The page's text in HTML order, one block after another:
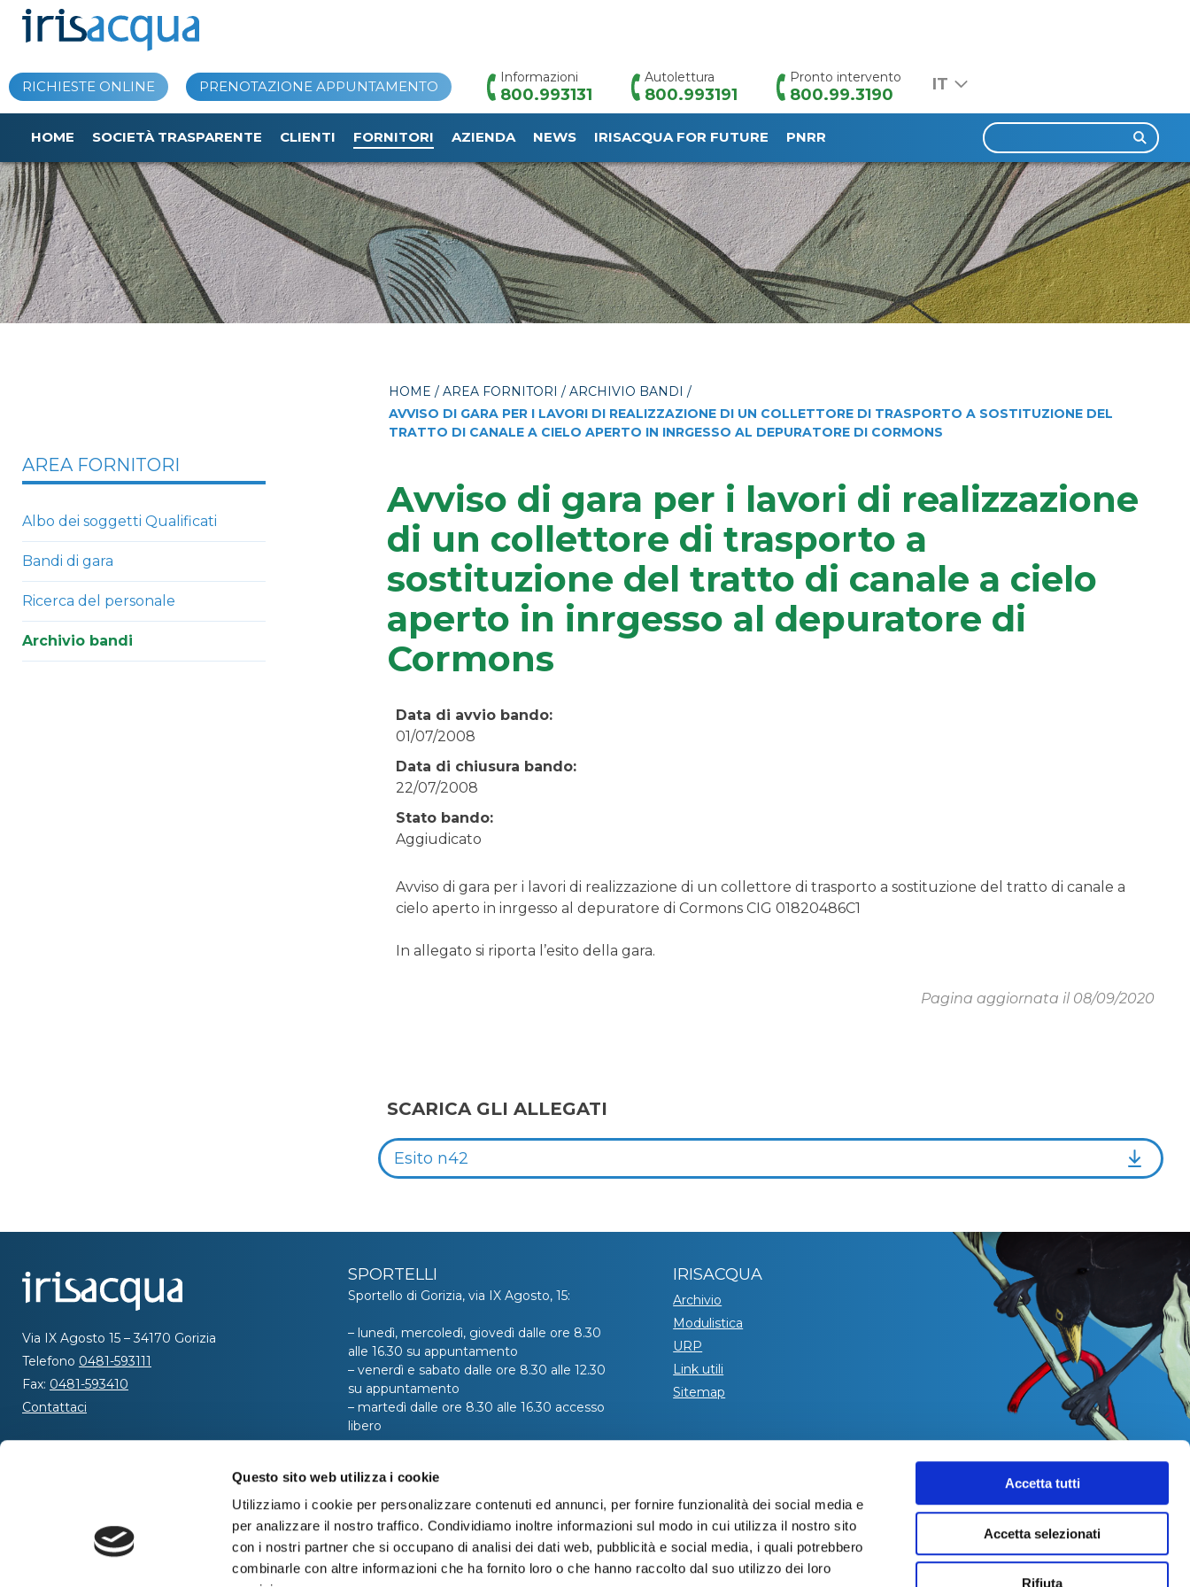
Questo sito web utilizza i cookie
Utilizziamo i cookie per personalizzare contenuti ed annunci, per fornire funzionalità dei social media e
per analizzare il nostro traffico. Condividiamo inoltre informazioni sul modo in cui utilizza il nostro sito
con i nostri partner che si occupano di analisi dei dati web, pubblicità e social media, i quali potrebbero
combinarle con altre informazioni che ha fornito loro o che hanno raccolto dal suo utilizzo dei loro
Accetta tutti
Accetta selezionati
Rifiuta
RICHIESTE ONLINE PRENOTAZIONE APPUNTAMENTO
Informazioni
800.993131
Autolettura
800.993191
Pronto intervento
800.99.3190
HOME SOCIETÀ TRASPARENTE CLIENTI FORNITORI AZIENDA NEWS IRISACQUA FOR FUTURE PNRR
Ricerca
per:
AREA FORNITORI
Albo dei soggetti Qualificati
Bandi di gara
Ricerca del personale
Archivio bandi
HOME / AREA FORNITORI / ARCHIVIO BANDI /
AVVISO DI GARA PER I LAVORI DI REALIZZAZIONE DI UN COLLETTORE DI TRASPORTO A SOSTITUZIONE DEL
TRATTO DI CANALE A CIELO APERTO IN INRGESSO AL DEPURATORE DI CORMONS
Avviso di gara per i lavori di realizzazione
di un collettore di trasporto a
sostituzione del tratto di canale a cielo
aperto in inrgesso al depuratore di
Cormons
Data di avvio bando:
01/07/2008
Data di chiusura bando:
22/07/2008
Stato bando:
Aggiudicato
Avviso di gara per i lavori di realizzazione di un collettore di trasporto a sostituzione del tratto di canale a
cielo aperto in inrgesso al depuratore di Cormons CIG 01820486C1
In allegato si riporta l’esito della gara.
Pagina aggiornata il 08/09/2020
SCARICA GLI ALLEGATI
Esito n42
Via IX Agosto 15 – 34170 Gorizia
Telefono 0481-593111
Fax: 0481-593410
Contattaci
SPORTELLI
Sportello di Gorizia, via IX Agosto, 15:
– lunedì, mercoledì, giovedì dalle ore 8.30
alle 16.30 su appuntamento
– venerdì e sabato dalle ore 8.30 alle 12.30
su appuntamento
– martedì dalle ore 8.30 alle 16.30 accesso
libero
al numero verde 800 99 31 31 (contatto
telefonico disponibile da lunedì a venerdì
dalle ore 8:00 alle 20:00 – il sabato dalle
IRISACQUA
Archivio
Modulistica
URP
Link utili
Sitemap